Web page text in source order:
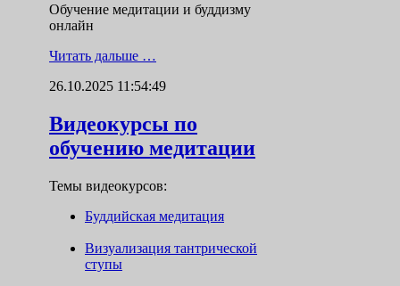
Обучение медитации и буддизму
онлайн
Читать дальше …
26.10.2025 11:54:49
Видеокурсы по
обучению медитации
Темы видеокурсов:
Буддийская медитация
Визуализация тантрической
ступы